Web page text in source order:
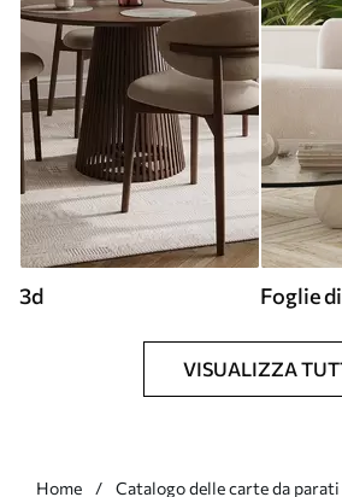
3d Foglie
VISUALIZZA
Home
Catalogo delle carte da parati